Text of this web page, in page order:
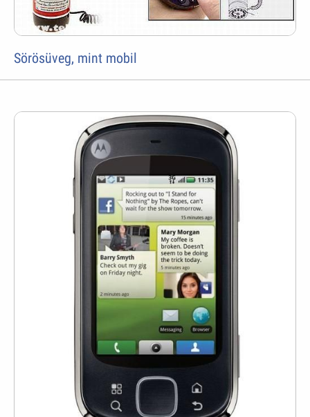
Sörösüveg, mint mobil